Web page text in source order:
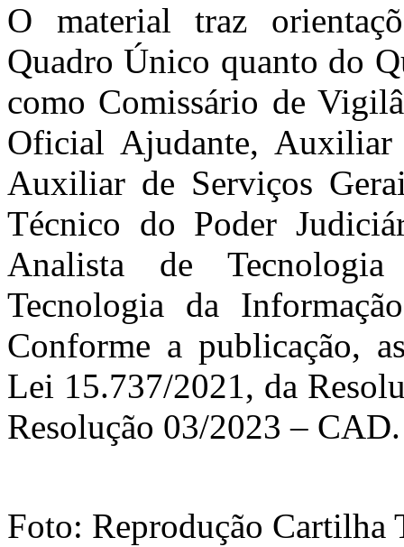
O material traz
Quadro Único quanto do
como Comissário de
Oficial Ajudante,
Auxiliar de Serviços
Técnico do Poder
Analista de
Tecnologia da
Conforme a publicação,
Lei 15.737/2021, da
Resolução 03/2023 – CAD.
Foto: Reprodução Cartilha